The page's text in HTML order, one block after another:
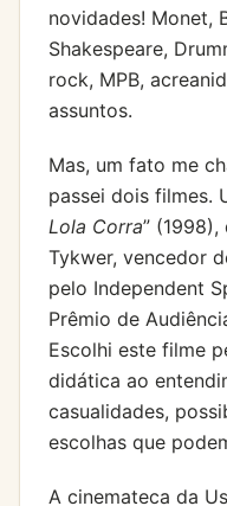
novidades! Monet,
Shakespeare,
rock, MPB,
assuntos.
Mas, um fato me
passei dois filmes.
Lola Corra”
Tykwer, vencedor
pelo Independent
Prêmio de
Escolhi este filme
didática ao
casualidades,
escolhas que
A cinemateca da